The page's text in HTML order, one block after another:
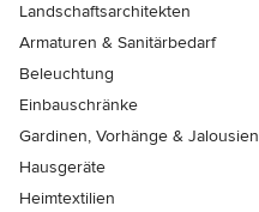
Landschaftsarchitekten
Armaturen & Sanitärbedarf
Beleuchtung
Einbauschränke
Gardinen, Vorhänge & Jalousien
Hausgeräte
Heimtextilien